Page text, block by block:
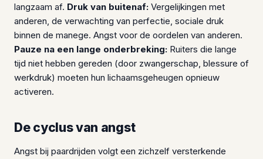
langzaam af. Druk van buitenaf: Vergelijkingen met
anderen, de verwachting van perfectie, sociale druk
binnen de manege. Angst voor de oordelen van anderen.
Pauze na een lange onderbreking: Ruiters die lange
tijd niet hebben gereden (door zwangerschap, blessure of
werkdruk) moeten hun lichaamsgeheugen opnieuw
activeren.
De cyclus van angst
Angst bij paardrijden volgt een zichzelf versterkende